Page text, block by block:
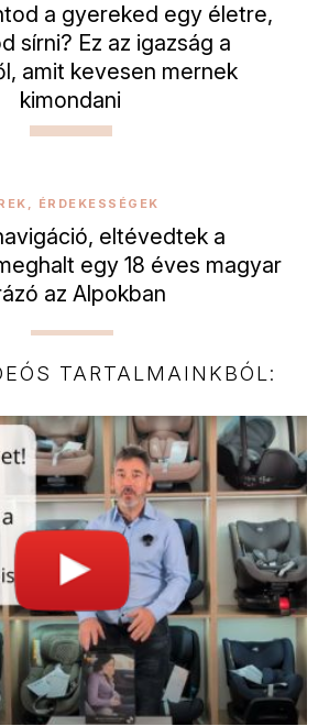
a gyereked egy életre,
sírni? Ez az igazság a
amit kevesen mernek
kimondani
ÉRDEKESSÉGEK
eltévedtek a
egy 18 éves magyar
az Alpokban
TARTALMAINKBÓL: